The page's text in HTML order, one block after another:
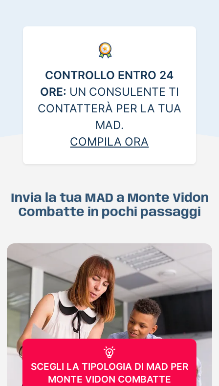
CONTROLLO ENTRO 24
ORE: UN CONSULENTE TI
CONTATTERÀ PER LA TUA
MAD.
COMPILA ORA
Invia la tua MAD a Monte Vidon
Combatte in pochi passaggi
SCEGLI LA TIPOLOGIA DI MAD PER
MONTE VIDON COMBATTE